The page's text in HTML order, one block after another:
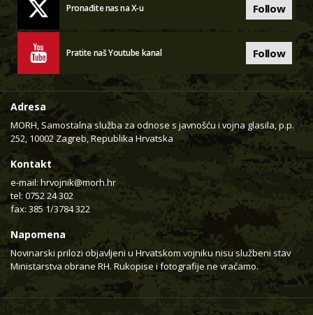
Pronađite nas na X-u Follow
Pratite naš Youtube kanal Follow
Adresa
MORH, Samostalna služba za odnose s javnošću i vojna glasila, p.p.
252, 10002 Zagreb, Republika Hrvatska
Kontakt
e-mail: hrvojnik@morh.hr
tel: 0752 24 302
fax: 385 1/3784 322
Napomena
Novinarski prilozi objavljeni u Hrvatskom vojniku nisu službeni stav
Ministarstva obrane RH. Rukopise i fotografije ne vraćamo.